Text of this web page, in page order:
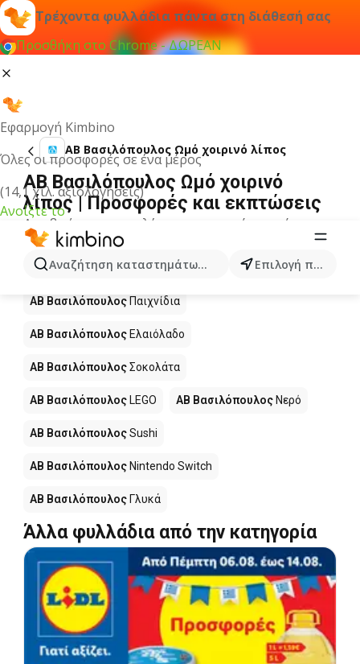
Τρέχοντα φυλλάδια πάντα στη διάθεσή σας
Προσθήκη στο Chrome - ΔΩΡΕΑΝ
Εφαρμογή Kimbino
Όλες οι προσφορές σε ένα μέρος
(14,1 χιλ. αξιολογήσεις)
Ανοίξτε το
Αναζήτηση καταστημάτων, κατηγοριών, προϊόντων...
Επιλογή πόλης
ΑΒ Βασιλόπουλος Ωμό χοιρινό λίπος
ΑΒ Βασιλόπουλος Ωμό χοιρινό
λίπος | Προσφορές και εκπτώσεις
Δεν βρήκαμε αποτελέσματα για αυτόν τον όρο.
Άλλα προϊόντα στα καταστήματα ΑΒ
Βασιλόπουλος
ΑΒ Βασιλόπουλος Παιχνίδια
ΑΒ Βασιλόπουλος Ελαιόλαδο
ΑΒ ΒασιλόπουλοςΣοκολάτα
ΑΒ Βασιλόπουλος LEGO ΑΒ Βασιλόπουλος Νερό
ΑΒ ΒασιλόπουλοςSushi
ΑΒ Βασιλόπουλος Nintendo Switch
ΑΒ Βασιλόπουλος Γλυκά
Άλλα φυλλάδια από την κατηγορία